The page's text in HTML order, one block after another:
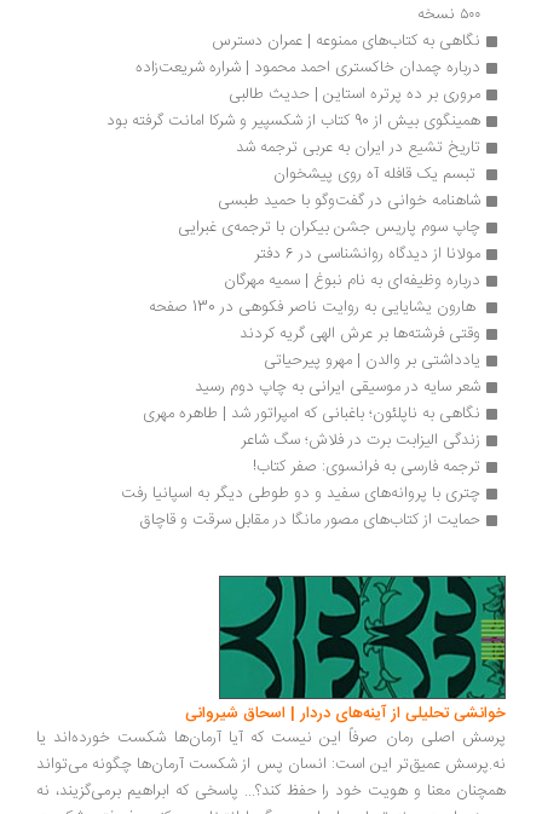
۵۰۰ نسخه
نگاهی به کتاب‌های ممنوعه | عمران دسترس
درباره چمدان خاکستری احمد محمود | شراره شریعت‌زاده
مروری بر ده پرتره استاین | حدیث طالبی
همینگوی بیش از 90 کتاب از شکسپیر و شرکا امانت گرفته بود
تاریخ تشیع در ایران به عربی ترجمه شد
تبسم یک قافله آه روی پیشخوان
شاهنامه خوانی در گفت‌وگو با حمید طبسی
چاپ سوم پاریس جشن بیکران با ترجمه‌ی غبرایی
مولانا از دیدگاه روانشناسی در 6 دفتر
درباره وظیفه‌ای به نام نبوغ | سمیه مهرگان
هارون یشایایی به روایت ناصر فکوهی در 130 صفحه
وقتی فرشته‌ها بر عرش الهی گریه کردند
یادداشتی بر والدن | مهرو پیرحیاتی
شعر سایه در موسیقی ایرانی به چاپ دوم رسید
نگاهی به ناپلئون؛ باغبانی که امپراتور شد | طاهره مهری
زندگی الیزابت برت در فلاش؛ سگ شاعر
ترجمه فارسی به فرانسوی: صفر کتاب!
چتری با پروانه‌های سفید و دو طوطی دیگر به اسپانیا رفت
حمایت از کتاب‌های مصور مانگا در مقابل سرقت و قاچاق
خوانشی تحلیلی از آینه‌های دردار | اسحاق شیروانی
پرسش اصلی رمان صرفاً این نیست که آیا آرمان‌ها شکست خورده‌اند یا
نه.پرسش عمیق‌تر این است: انسان پس از شکست آرمان‌ها چگونه می‌تواند
همچنان معنا و هویت خود را حفظ کند؟... پاسخی که ابراهیم برمی‌گزیند، نه